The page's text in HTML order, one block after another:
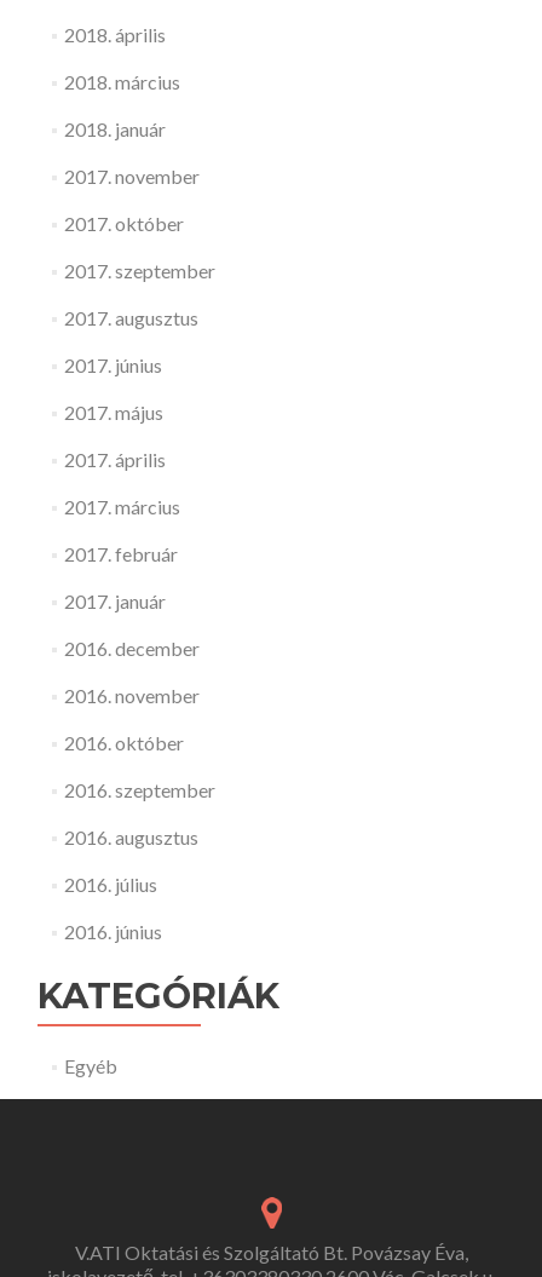
2018. április
2018. március
2018. január
2017. november
2017. október
2017. szeptember
2017. augusztus
2017. június
2017. május
2017. április
2017. március
2017. február
2017. január
2016. december
2016. november
2016. október
2016. szeptember
2016. augusztus
2016. július
2016. június
KATEGÓRIÁK
Egyéb
V.ATI Oktatási és Szolgáltató Bt. Povázsay Éva,